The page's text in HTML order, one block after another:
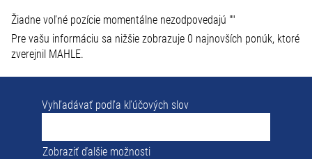
Žiadne voľné pozície momentálne nezodpovedajú ""
Pre vašu informáciu sa nižšie zobrazuje 0 najnovších ponúk, ktoré
zverejnil MAHLE.
Vyhľadávať podľa kľúčových slov
Zobraziť ďalšie možnosti